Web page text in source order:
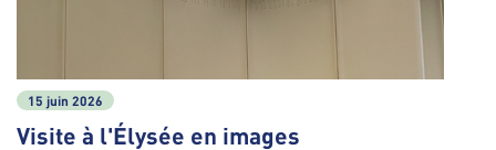
15 juin 2026
Visite à l'Élysée en images